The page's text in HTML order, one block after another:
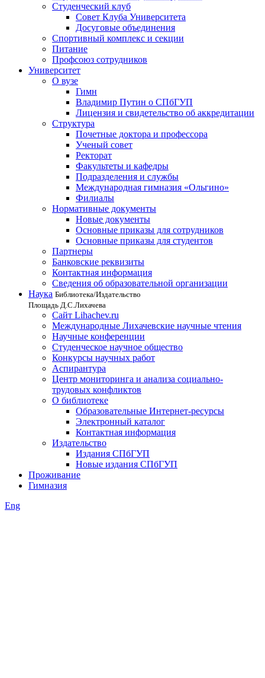
Студенческий клуб
Совет Клуба Университета
Досуговые объединения
Спортивный комплекс и секции
Питание
Профсоюз сотрудников
Университет
О вузе
Гимн
Владимир Путин о СПбГУП
Лицензия и свидетельство об аккредитации
Структура
Почетные доктора и профессора
Ученый совет
Ректорат
Факультеты и кафедры
Подразделения и службы
Международная гимназия «Ольгино»
Филиалы
Нормативные документы
Новые документы
Основные приказы для сотрудников
Основные приказы для студентов
Партнеры
Банковские реквизиты
Контактная информация
Сведения об образовательной организации
Наука Библиотека/Издательство
Площадь Д.С.Лихачева
Сайт Lihachev.ru
Международные Лихачевские научные чтения
Научные конференции
Студенческое научное общество
Конкурсы научных работ
Аспирантура
Центр мониторинга и анализа социально-
трудовых конфликтов
О библиотеке
Образовательные Интернет-ресурсы
Электронный каталог
Контактная информация
Издательство
Издания СПбГУП
Новые издания СПбГУП
Проживание
Гимназия
Eng